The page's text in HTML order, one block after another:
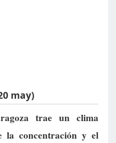
may)
trae un clima
la concentración y el